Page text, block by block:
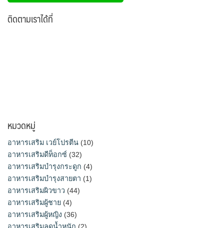
ติดตามเราได้ที่
หมวดหมู่
อาหารเสริม เวย์โปรตีน (10)
อาหารเสริมดีท็อกซ์ (32)
อาหารเสริมบำรุงกระดูก (4)
อาหารเสริมบำรุงสายตา (1)
อาหารเสริมผิวขาว (44)
อาหารเสริมผู้ชาย (4)
อาหารเสริมผู้หญิง (36)
อาหารเสริมลดน้ำหนัก (2)